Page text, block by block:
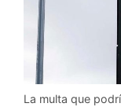
La multa que